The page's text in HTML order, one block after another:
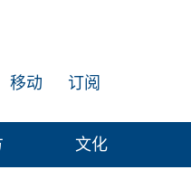
订阅
移动
文化